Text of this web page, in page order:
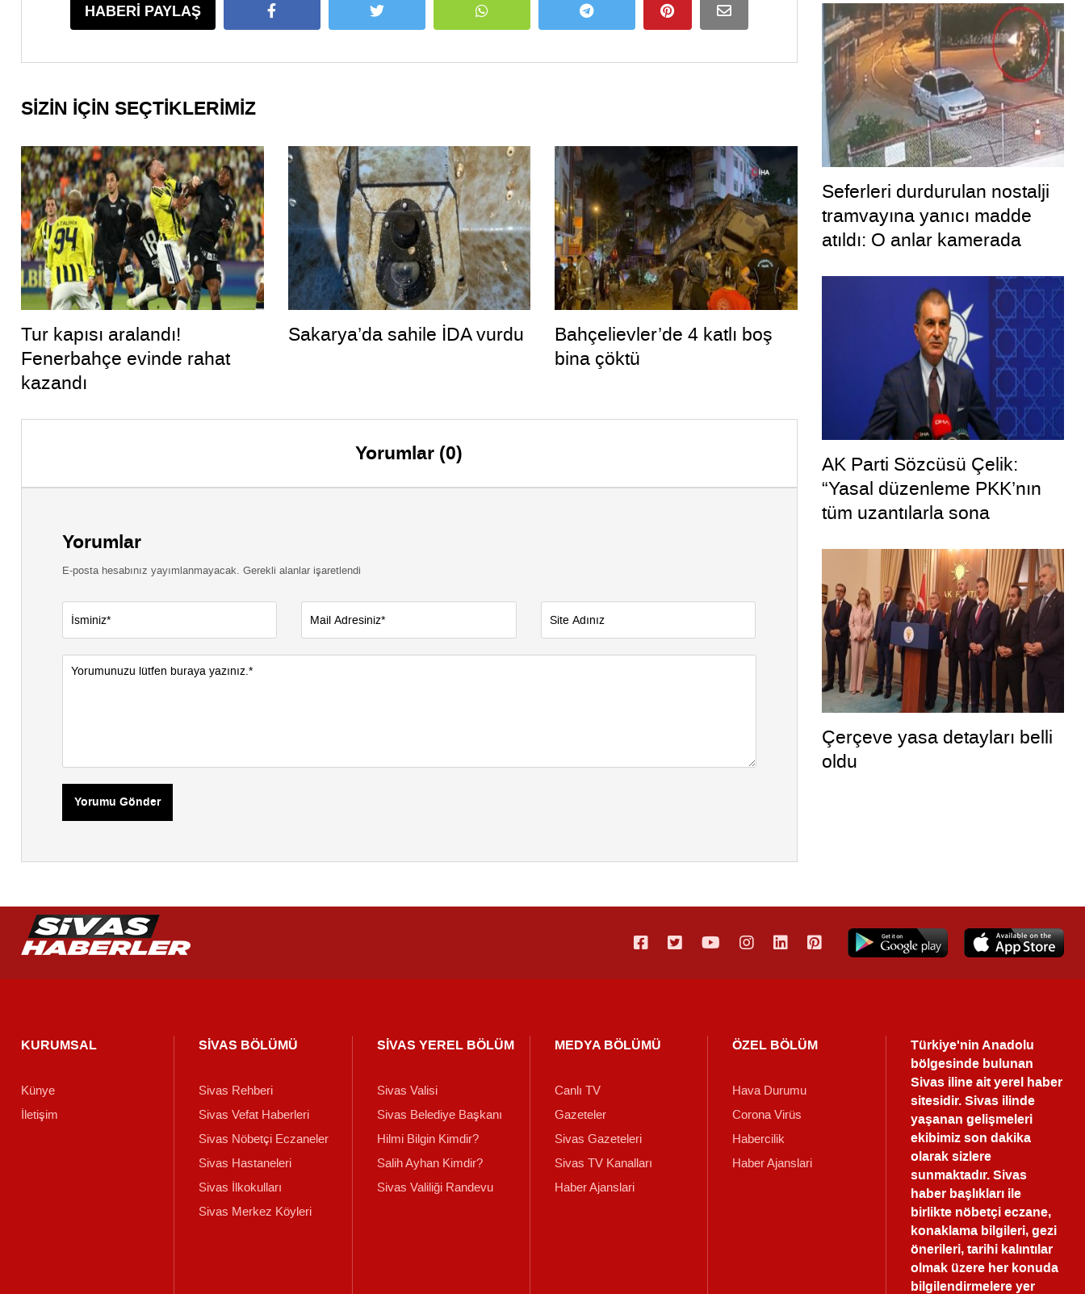
HABERİ PAYLAŞ
SİZİN İÇİN SEÇTİKLERİMİZ
Tur kapısı aralandı!
Fenerbahçe evinde rahat
kazandı
Sakarya’da sahile İDA vurdu
Bahçelievler’de 4 katlı boş
bina çöktü
Yorumlar (0)
Yorumlar
E-posta hesabınız yayımlanmayacak. Gerekli alanlar işaretlendi
Yorumu Gönder
Seferleri durdurulan nostalji
tramvayına yanıcı madde
atıldı: O anlar kamerada
AK Parti Sözcüsü Çelik:
“Yasal düzenleme PKK’nın
tüm uzantılarla sona
Çerçeve yasa detayları belli
oldu
KURUMSAL
Künye
İletişim
SİVAS BÖLÜMÜ
Sivas Rehberi
Sivas Vefat Haberleri
Sivas Nöbetçi Eczaneler
Sivas Hastaneleri
Sivas İlkokulları
Sivas Merkez Köyleri
SİVAS YEREL BÖLÜM
Sivas Valisi
Sivas Belediye Başkanı
Hilmi Bilgin Kimdir?
Salih Ayhan Kimdir?
Sivas Valiliği Randevu
MEDYA BÖLÜMÜ
Canlı TV
Gazeteler
Sivas Gazeteleri
Sivas TV Kanalları
Haber Ajanslari
ÖZEL BÖLÜM
Hava Durumu
Corona Virüs
Habercilik
Haber Ajanslari
Türkiye'nin Anadolu
bölgesinde bulunan
Sivas iline ait yerel haber
sitesidir. Sivas ilinde
yaşanan gelişmeleri
ekibimiz son dakika
olarak sizlere
sunmaktadır.Sivas
haberbaşlıkları ile
birlikte nöbetçi eczane,
konaklama bilgileri, gezi
önerileri, tarihi kalıntılar
olmak üzere her konuda
bilgilendirmelere yer